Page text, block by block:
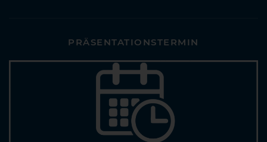
PRÄSENTATIONSTERMIN